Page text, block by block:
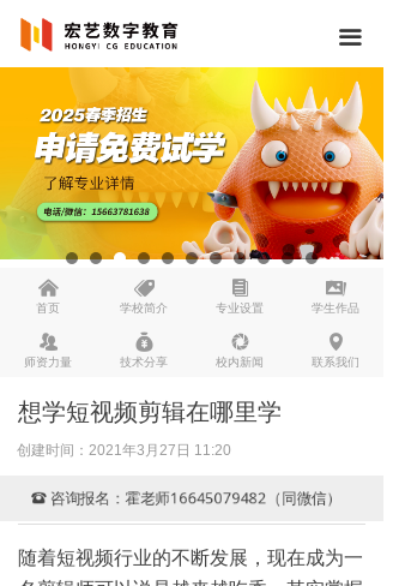
낀
首页
뀄
学校简介
뀴
专业设置
끡
学生作品
뀡
师资力量
낐
技术分享
넆
校内新闻
넹
联系我们
끀
想学短视频剪辑在哪里学
创建时间： 2021年3月27日 11:20
随着短视频行业的不断发展，现在成为一
뀰 咨询报名：霍老师16645079482（同微信）